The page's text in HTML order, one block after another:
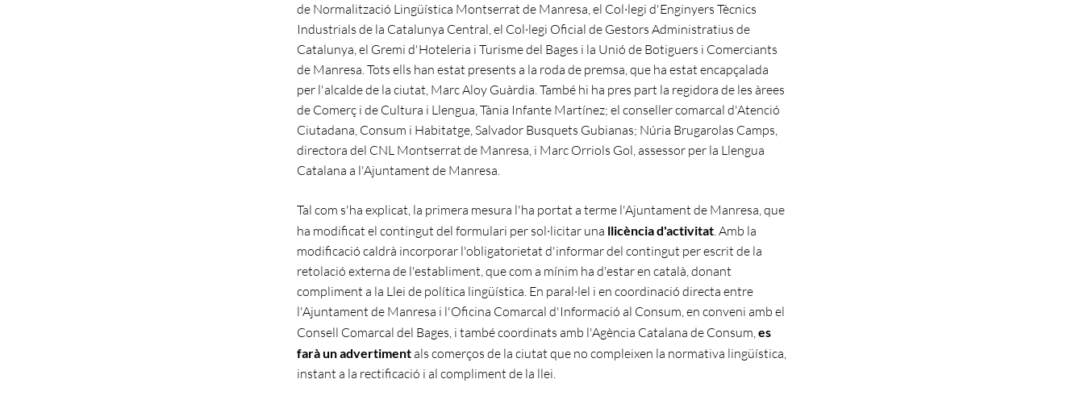
de Normalització Lingüística Montserrat de Manresa, el Col·legi d'Enginyers Tècnics
Industrials de la Catalunya Central, el Col·legi Oficial de Gestors Administratius de
Catalunya, el Gremi d'Hoteleria i Turisme del Bages i la Unió de Botiguers i Comerciants
de Manresa. Tots ells han estat presents a la roda de premsa, que ha estat encapçalada
per l'alcalde de la ciutat, Marc Aloy Guàrdia. També hi ha pres part la regidora de les àrees
de Comerç i de Cultura i Llengua, Tània Infante Martínez; el conseller comarcal d'Atenció
Ciutadana, Consum i Habitatge, Salvador Busquets Gubianas; Núria Brugarolas Camps,
directora del CNL Montserrat de Manresa, i Marc Orriols Gol, assessor per la Llengua
Catalana a l'Ajuntament de Manresa.
Tal com s'ha explicat, la primera mesura l'ha portat a terme l'Ajuntament de Manresa, que
ha modificat el contingut del formulari per sol·licitar una llicència d'activitat . Amb la
modificació caldrà incorporar l'obligatorietat d'informar del contingut per escrit de la
retolació externa de l'establiment, que com a mínim ha d'estar en català, donant
compliment a la Llei de política lingüística. En paral·lel i en coordinació directa entre
l'Ajuntament de Manresa i l'Oficina Comarcal d'Informació al Consum, en conveni amb el
Consell Comarcal del Bages, i també coordinats amb l'Agència Catalana de Consum, es
farà un advertimentals comerços de la ciutat que no compleixen la normativa lingüística,
instant a la rectificació i al compliment de la llei.